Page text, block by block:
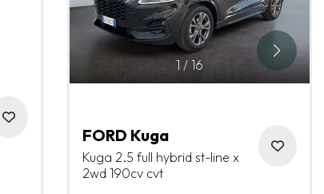
1 / 16
FORD Kuga
Kuga 2.5 full hybrid st-line x
2wd 190cv cvt